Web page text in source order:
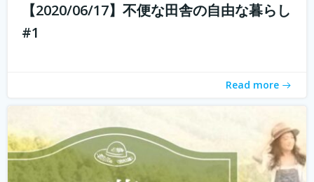
【2020/06/17】不便な田舎の自由な暮らし
#1
Read more